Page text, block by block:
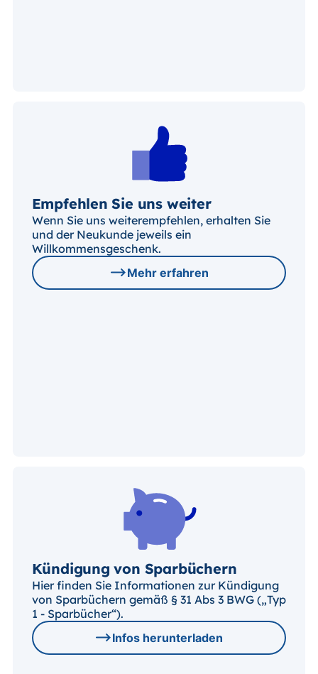
Empfehlen Sie uns weiter
Wenn Sie uns weiterempfehlen, erhalten Sie
und der Neukunde jeweils ein
Willkommensgeschenk.
Mehr erfahren
Kündigung von Sparbüchern
Hier finden Sie Informationen zur Kündigung
von Sparbüchern gemäß § 31 Abs 3 BWG („Typ
1 - Sparbücher“).
Infos herunterladen